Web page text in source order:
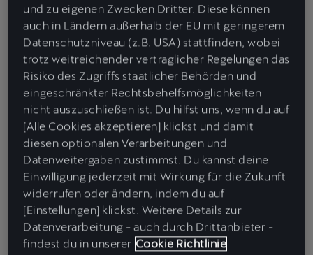
1. CUPRA aussuchen und Leasing Angebot finden
Welcher CUPRA ist dein Traumauto? Der vollelektrische Born,
der rassige Formentor oder der dynamische Leon? Egal, für
welchen CUPRA du dich entscheidest, weiter oben auf dieser
Seite findest du ein aktuelles Leasingangebot für deinen
und zu eigenen Zwecken Dritter. Diese können
auch in Ländern außerhalb der EU mit geringerem
Datenschutzniveau (z.B. USA) stattfinden, wobei
trotz weitreichender vertraglicher Regelungen das
Risiko des Zugriffs staatlicher Behörden und
eingeschränkter Rechtsbehelfsmöglichkeiten
nicht auszuschließen ist. Du hilfst uns, wenn du auf
[Alle Cookies akzeptieren] klickst und damit
diesen optionalen Verarbeitungen und
Datenweitergaben zustimmst. Du kannst deine
Einwilligung jederzeit mit Wirkung für die Zukunft
widerrufen oder ändern, indem du auf
[Einstellungen] klickst. Weitere Details zur
Datenverarbeitung - auch durch Drittanbieter -
findest du in unserer Cookie Richtlinie